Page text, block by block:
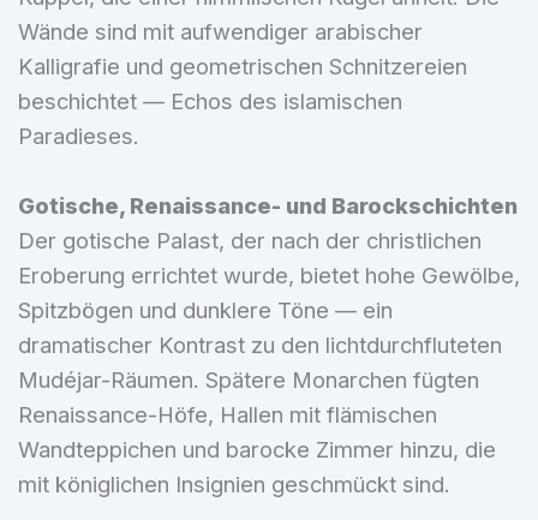
Wände sind mit aufwendiger arabischer
Kalligrafie und geometrischen Schnitzereien
beschichtet — Echos des islamischen
Paradieses.
Gotische, Renaissance- und Barockschichten
Der gotische Palast, der nach der christlichen
Eroberung errichtet wurde, bietet hohe Gewölbe,
Spitzbögen und dunklere Töne — ein
dramatischer Kontrast zu den lichtdurchfluteten
Mudéjar-Räumen. Spätere Monarchen fügten
Renaissance-Höfe, Hallen mit flämischen
Wandteppichen und barocke Zimmer hinzu, die
mit königlichen Insignien geschmückt sind.